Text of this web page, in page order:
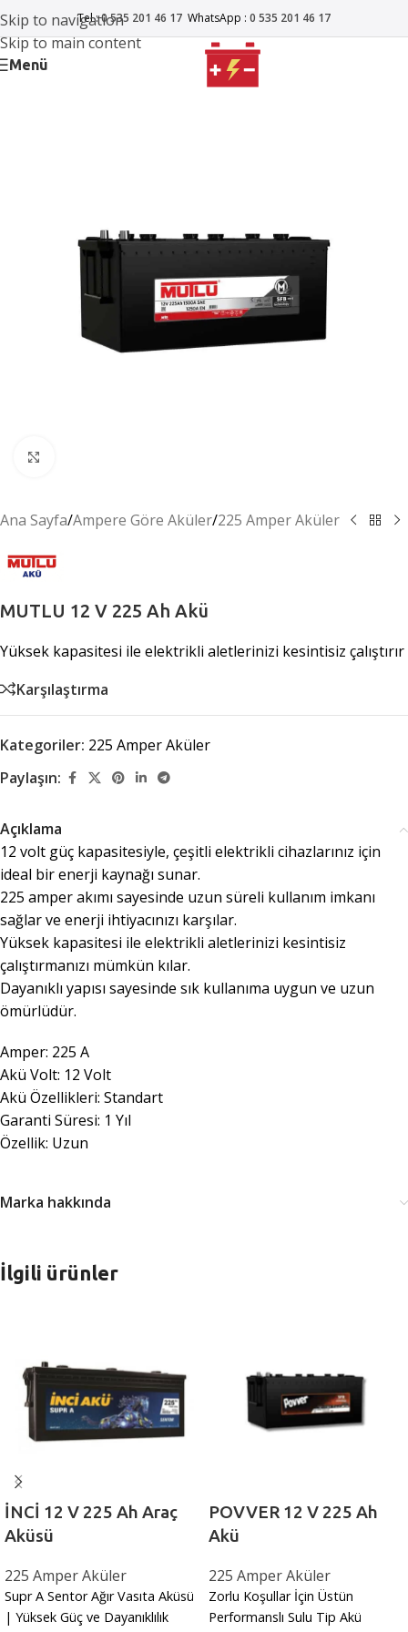
Skip to navigation
Skip to main content
Tel :0 535 201 46 17 WhatsApp : 0 535 201 46 17
Menü
Ana Sayfa/Ampere Göre Aküler/225 Amper Aküler
MUTLU 12 V 225 Ah Akü
Yüksek kapasitesi ile elektrikli aletlerinizi kesintisiz çalıştırır
Karşılaştırma
Kategoriler: 225 Amper Aküler
Paylaşın:
Açıklama
12 volt güç kapasitesiyle, çeşitli elektrikli cihazlarınız için
ideal bir enerji kaynağı sunar.
225 amper akımı sayesinde uzun süreli kullanım imkanı
sağlar ve enerji ihtiyacınızı karşılar.
Yüksek kapasitesi ile elektrikli aletlerinizi kesintisiz
çalıştırmanızı mümkün kılar.
Dayanıklı yapısı sayesinde sık kullanıma uygun ve uzun
ömürlüdür.
Amper: 225 A
Akü Volt: 12 Volt
Akü Özellikleri: Standart
Garanti Süresi: 1 Yıl
Özellik: Uzun
Marka hakkında
İlgili ürünler
İNCİ 12 V 225 Ah Araç
Aküsü
225 Amper Aküler
Supr A Sentor Ağır Vasıta Aküsü
| Yüksek Güç ve Dayanıklılık
POVVER 12 V 225 Ah
Akü
225 Amper Aküler
Zorlu Koşullar İçin Üstün
Performanslı Sulu Tip Akü